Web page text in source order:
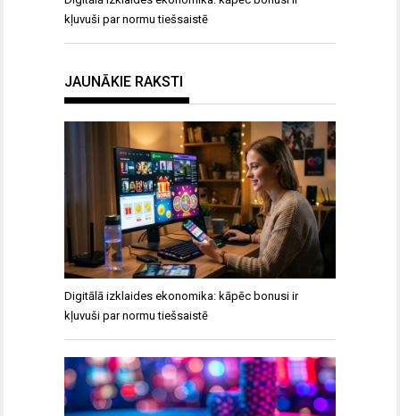
kļuvuši par normu tiešsaistē
JAUNĀKIE RAKSTI
Digitālā izklaides ekonomika: kāpēc bonusi ir
kļuvuši par normu tiešsaistē